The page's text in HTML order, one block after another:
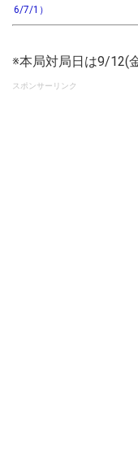
6/7/1）
※本局対局日は9/12(
スポンサーリンク